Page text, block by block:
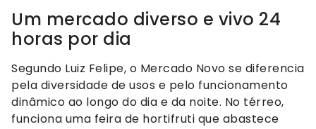
Um mercado diverso e vivo 24
horas por dia
Segundo Luiz Felipe, o Mercado Novo se diferencia
pela diversidade de usos e pelo funcionamento
dinâmico ao longo do dia e da noite. No térreo,
funciona uma feira de hortifruti que abastece